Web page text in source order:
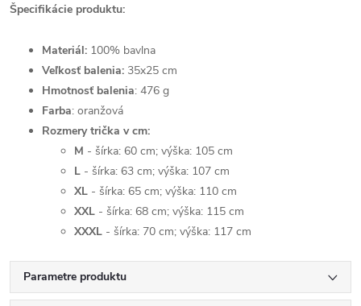
Špecifikácie produktu:
Materiál: 100% bavlna
Veľkosť balenia: 35x25 cm
Hmotnosť balenia: 476 g
Farba: oranžová
Rozmery trička v cm:
M - šírka: 60 cm; výška: 105 cm
L - šírka: 63 cm; výška: 107 cm
XL - šírka: 65 cm; výška: 110 cm
XXL - šírka: 68 cm; výška: 115 cm
XXXL - šírka: 70 cm; výška: 117 cm
Parametre produktu